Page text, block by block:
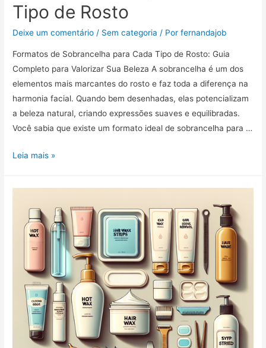
Tipo de Rosto
Deixe um comentário / Sem categoria / Porfernandajob
Formatos de Sobrancelha para Cada Tipo de Rosto: Guia
Completo para Valorizar Sua Beleza A sobrancelha é um dos
elementos mais marcantes do rosto e faz toda a diferença na
harmonia facial. Quando bem desenhadas, elas potencializam
a beleza natural, criando expressões suaves e equilibradas.
Você sabia que existe um formato ideal de sobrancelha para …
Guia
Sobrancelha
Tipo
Rosto
Leia mais »